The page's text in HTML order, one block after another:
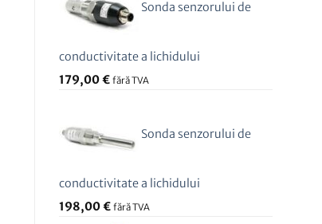
Sonda senzorului de
conductivitate a lichidului
179,00€ fără TVA
Sonda senzorului de
conductivitate a lichidului
198,00€ fără TVA